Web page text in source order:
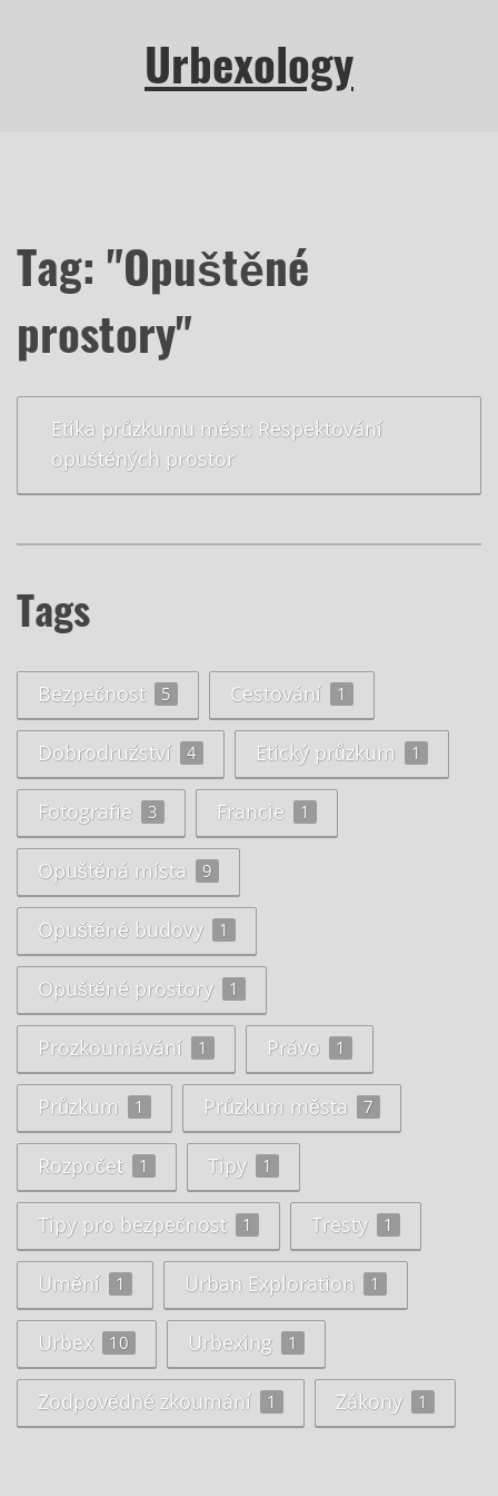
Urbexology
Tag: "Opuštěné
prostory"
Etika průzkumu měst: Respektování
opuštěných prostor
Tags
Bezpečnost 5 Cestování 1
Dobrodružství 4 Etický průzkum 1
Fotografie 3 Francie 1
Opuštěná místa 9
Opuštěné budovy 1
Opuštěné prostory 1
Prozkoumávání 1 Právo 1
Průzkum 1 Průzkum města 7
Rozpočet 1 Tipy 1
Tipy pro bezpečnost 1 Tresty 1
Umění 1 Urban Exploration 1
Urbex 10 Urbexing 1
Zodpovědné zkoumání 1 Zákony 1